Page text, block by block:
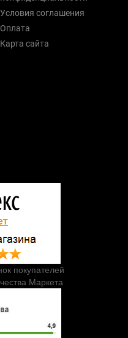
Условия соглашения
Оплата
Карта сайта
покупателей
Маркета